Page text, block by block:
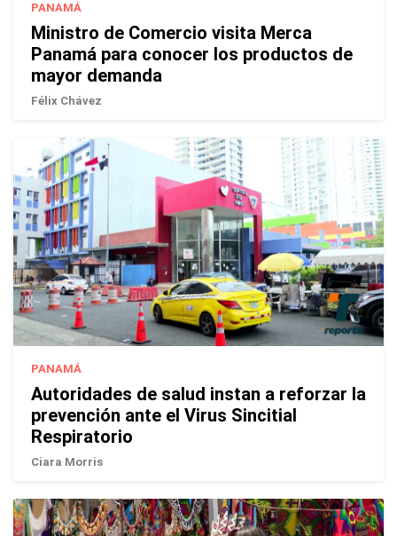
PANAMÁ
Ministro de Comercio visita Merca
Panamá para conocer los productos de
mayor demanda
Félix Chávez
PANAMÁ
Autoridades de salud instan a reforzar la
prevención ante el Virus Sincitial
Respiratorio
Ciara Morris